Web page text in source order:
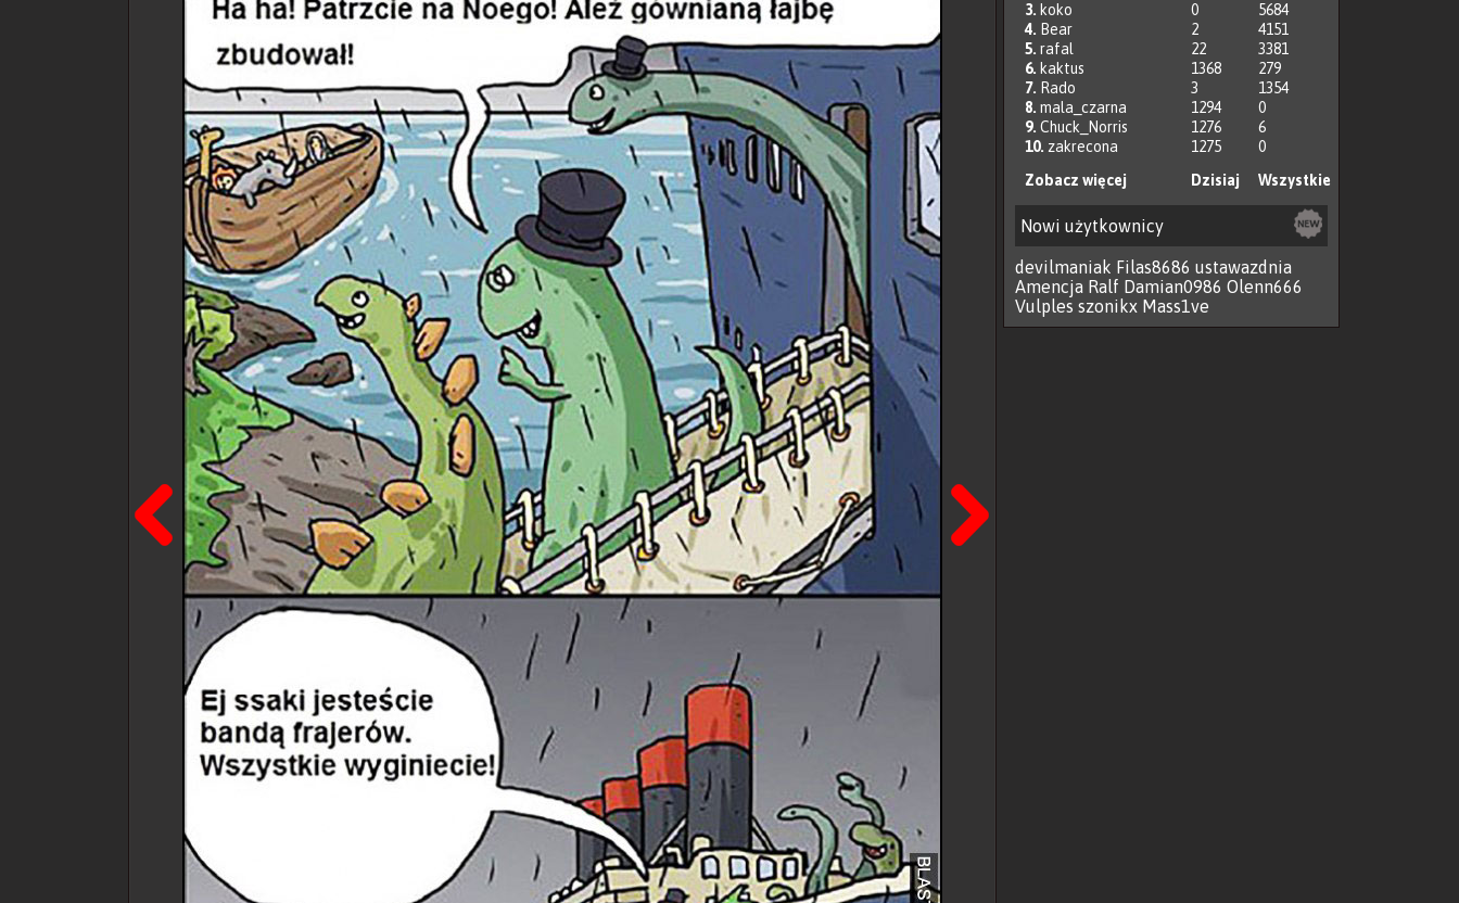
3. koko 0
5684
4. Bear 2
4151
5. rafal 22
3381
6. kaktus 1368
279
7. Rado 3
1354
8. mala_czarna 1294
0
9. Chuck_Norris 1276
6
10. zakrecona 1275
0
Zobacz więcej
Dzisiaj Wszystkie
Nowi użytkownicy
devilmaniak Filas8686 ustawazdnia
Amencja Ralf Damian0986 Olenn666
Vulples szonikx Mass1ve
Poprzedni